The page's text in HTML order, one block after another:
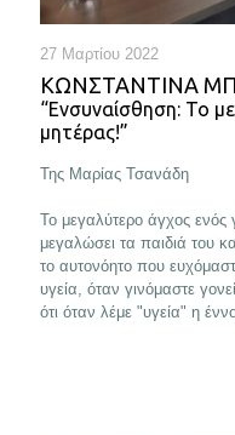
27 Μαρτίου 2022
ΚΩΝΣΤΑΝΤΊΝΑ
“Ενσυναίσθηση: Το
μητέρας!”
Της Μαρίας Τσανάδη
Το μεγαλύτερο άγχος ενός
μεγαλώσει τα παιδιά του
το αυτονόητο που
υγεία, όταν γινόμαστε
ότι όταν λέμε "υγεία" η